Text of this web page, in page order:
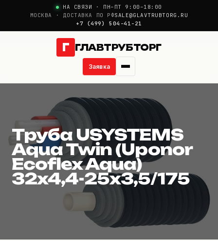
НА СВЯЗИ · ПН–ПТ 9:00–18:00
МОСКВА · ДОСТАВКА ПО РФSALE@GLAVTRUBTORG.RU
+7 (499) 504-41-21
Г ГЛАВТРУБТОРГ
Новости
Продукция
Услуги
Заявка
Труба USYSTEMS
Труба USYSTEMS
Aqua Twin (Uponor
Ecoflex Aqua)
32x4,4-25x3,5/175